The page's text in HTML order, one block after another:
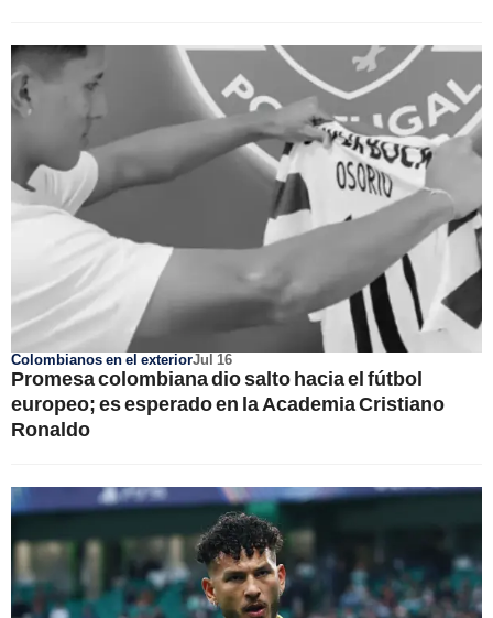
Colombianos en el exteriorJul 16
Promesa colombiana dio salto hacia el fútbol
europeo; es esperado en la Academia Cristiano
Ronaldo